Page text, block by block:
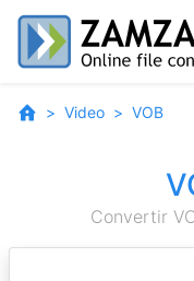
Video VOB
Convertir